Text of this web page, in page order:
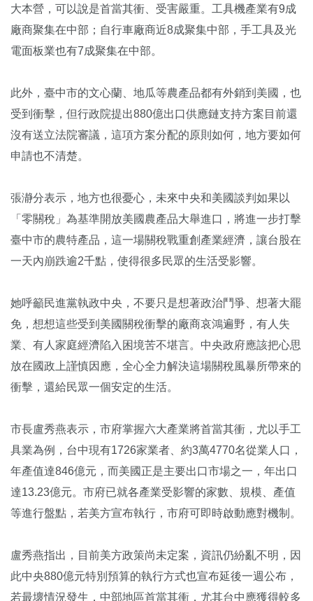
大本營，可以說是首當其衝、受害嚴重。工具機產業有9成
廠商聚集在中部；自行車廠商近8成聚集中部，手工具及光
電面板業也有7成聚集在中部。
此外，臺中市的文心蘭、地瓜等農產品都有外銷到美國，也
受到衝擊，但行政院提出880億出口供應鏈支持方案目前還
沒有送立法院審議，這項方案分配的原則如何，地方要如何
申請也不清楚。
張瀞分表示，地方也很憂心，未來中央和美國談判如果以
「零關稅」為基準開放美國農產品大舉進口，將進一步打擊
臺中市的農特產品，這一場關稅戰重創產業經濟，讓台股在
一天內崩跌逾2千點，使得很多民眾的生活受影響。
她呼籲民進黨執政中央，不要只是想著政治鬥爭、想著大罷
免，想想這些受到美國關稅衝擊的廠商哀鴻遍野，有人失
業、有人家庭經濟陷入困境苦不堪言。中央政府應該把心思
放在國政上謹慎因應，全心全力解決這場關稅風暴所帶來的
衝擊，還給民眾一個安定的生活。
市長盧秀燕表示，市府掌握六大產業將首當其衝，尤以手工
具業為例，台中現有1726家業者、約3萬4770名從業人口，
年產值達846億元，而美國正是主要出口市場之一，年出口
達13.23億元。市府已就各產業受影響的家數、規模、產值
等進行盤點，若美方宣布執行，市府可即時啟動應對機制。
盧秀燕指出，目前美方政策尚未定案，資訊仍紛亂不明，因
此中央880億元特別預算的執行方式也宣布延後一週公布，
若最壞情況發生，中部地區首當其衝，尤其台中應獲得較多